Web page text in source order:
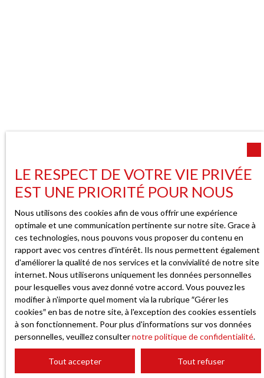
LE RESPECT DE VOTRE VIE PRIVÉE
EST UNE PRIORITÉ POUR NOUS
Nous utilisons des cookies afin de vous offrir une expérience
optimale et une communication pertinente sur notre site. Grace à
ces technologies, nous pouvons vous proposer du contenu en
rapport avec vos centres d'intérêt. Ils nous permettent également
d'améliorer la qualité de nos services et la convivialité de notre site
internet. Nous utiliserons uniquement les données personnelles
pour lesquelles vous avez donné votre accord. Vous pouvez les
modifier à n'importe quel moment via la rubrique ″Gérer les
cookies″ en bas de notre site, à l'exception des cookies essentiels
à son fonctionnement. Pour plus d'informations sur vos données
personnelles, veuillez consulternotre politique de confidentialité.
Tout accepter Tout refuser